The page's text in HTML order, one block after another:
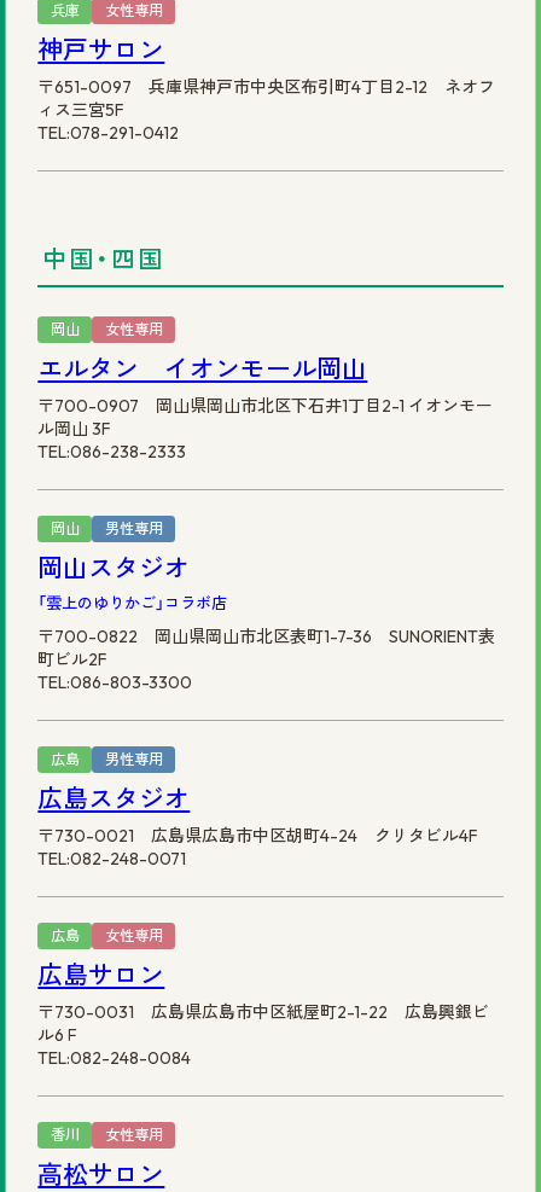
兵庫 女性専用
神戸サロン
〒651-0097 兵庫県神戸市中央区布引町4丁目2-12 ネオフ
ィス三宮5F
TEL:078-291-0412
中国・四国
岡山 女性専用
エルタン イオンモール岡山
〒700-0907 岡山県岡山市北区下石井1丁目2-1 イオンモー
ル岡山 3F
TEL:086-238-2333
岡山 男性専用
岡山スタジオ
「雲上のゆりかご」コラボ店
〒700-0822 岡山県岡山市北区表町1-7-36 SUNORIENT表
町ビル2F
TEL:086-803-3300
広島 男性専用
広島スタジオ
〒730-0021 広島県広島市中区胡町4-24 クリタビル4F
TEL:082-248-0071
広島 女性専用
広島サロン
〒730-0031 広島県広島市中区紙屋町2-1-22 広島興銀ビ
ル6Ｆ
TEL:082-248-0084
香川 女性専用
高松サロン